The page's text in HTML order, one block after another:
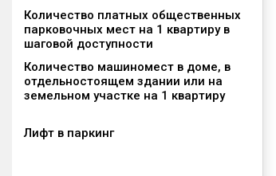
Количество платных общественных
парковочных мест на 1 квартиру в
шаговой доступности
Количество машиномест в доме, в
отдельностоящем здании или на
земельном участке на 1 квартиру
Лифт в паркинг